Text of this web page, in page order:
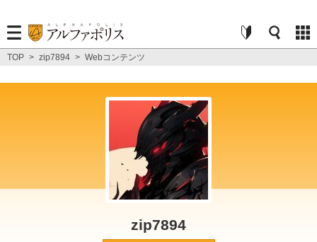
TOP > zip7894 > Webコンテンツ
zip7894